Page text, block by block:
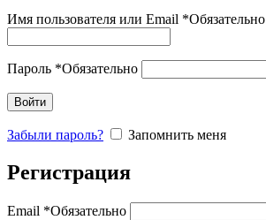
Имя пользователя или Email *Обязательно
Пароль *Обязательно
Войти
Забыли пароль? Запомнить меня
Регистрация
Email *Обязательно